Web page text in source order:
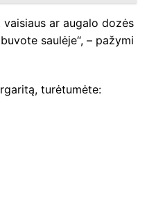
ar augalo dozės
saulėje“, – pažymi
turėtumėte: